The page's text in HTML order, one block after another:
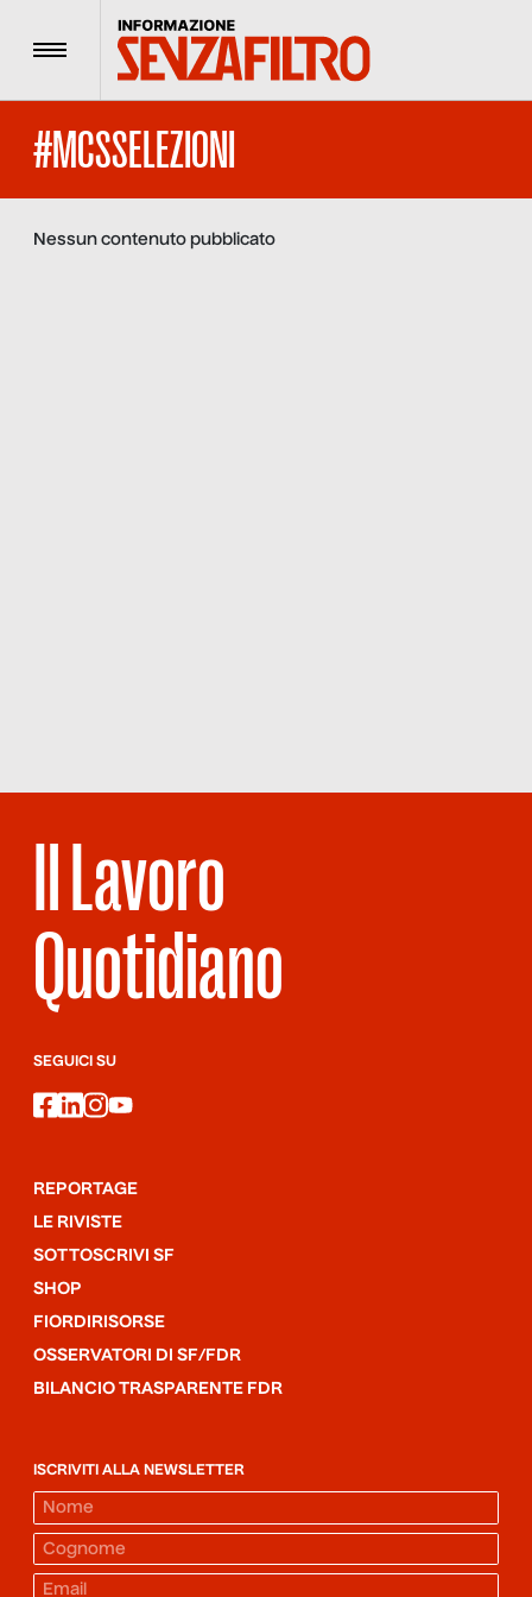
Menu
#MCSSELEZIONI
Nessun contenuto pubblicato
Il Lavoro
Quotidiano
SEGUICI SU
facebook
linkedin
instagram
youtube
REPORTAGE
LE RIVISTE
SOTTOSCRIVI SF
SHOP
FIORDIRISORSE
OSSERVATORI DI SF/FDR
BILANCIO TRASPARENTE FDR
ISCRIVITI ALLA NEWSLETTER